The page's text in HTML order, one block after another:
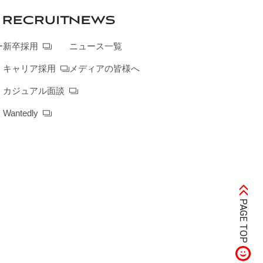
PAGE TOP
新卒採用
キャリア採用
カジュアル面談
Wantedly
ニュース一覧
メディアの皆様へ